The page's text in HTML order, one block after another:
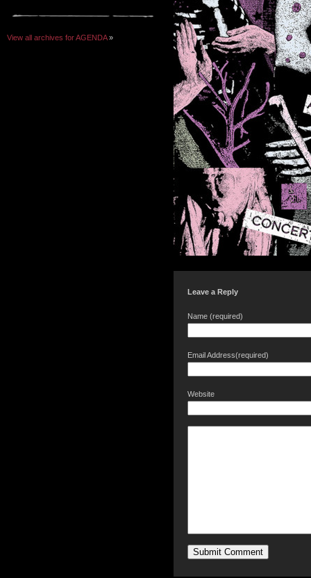
View all archives for AGENDA»
Leave a Reply
Name (required)
Email Address(required)
Website